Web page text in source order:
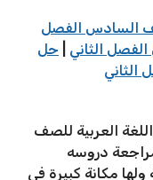
السادس الفصل
الثاني
حل
الثاني
العربية للصف
دروسه
ولها مكانة كبيرة في